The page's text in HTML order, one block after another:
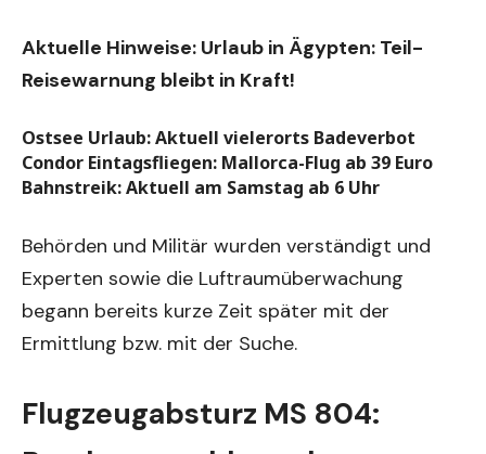
Aktuelle Hinweise: Urlaub in Ägypten: Teil-
Reisewarnung bleibt in Kraft!
Ostsee Urlaub: Aktuell vielerorts Badeverbot
Condor Eintagsfliegen: Mallorca-Flug ab 39 Euro
Bahnstreik: Aktuell am Samstag ab 6 Uhr
Behörden und Militär wurden verständigt und
Experten sowie die Luftraumüberwachung
begann bereits kurze Zeit später mit der
Ermittlung bzw. mit der Suche.
Flugzeugabsturz MS 804: